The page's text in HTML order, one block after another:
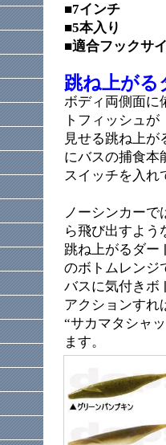
■7インチ
■5本入り
■適合フックサ
跳ね上がる
ボディ両側面に
トフィッシュが
見せる跳ね上
にバスの捕食本
スイッチを入れ
ノーシンカー
ら飛び出すよう
跳ね上がるダー
のボトムレンジ
バスに気付きボ
アクションすれ
“サカマタシャ
ます。